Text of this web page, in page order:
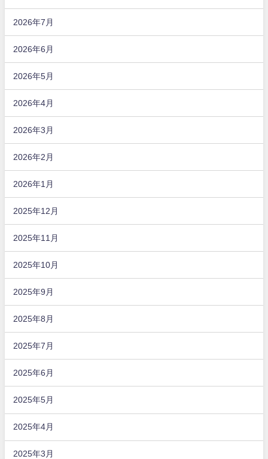
2026年7月
2026年6月
2026年5月
2026年4月
2026年3月
2026年2月
2026年1月
2025年12月
2025年11月
2025年10月
2025年9月
2025年8月
2025年7月
2025年6月
2025年5月
2025年4月
2025年3月